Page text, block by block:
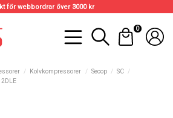
för webbordrar över 3000 kr
0
Kolvkompressorer Secop
SC